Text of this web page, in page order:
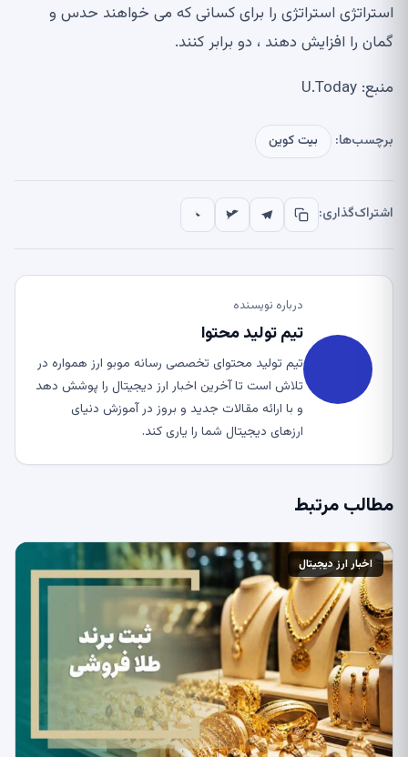
استراتژی استراتژی را برای کسانی که می خواهند حدس و
گمان را افزایش دهند ، دو برابر کنند.
منبع: U.Today
برچسب‌ها: بیت کوین
اشتراک‌گذاری:
درباره نویسنده
تیم تولید محتوا
تیم تولید محتوای تخصصی رسانه موبو ارز همواره در
تلاش است تا آخرین اخبار ارز دیجیتال را پوشش دهد
و با ارائه مقالات جدید و بروز در آموزش دنیای
ارزهای دیجیتال شما را یاری کند.
مطالب مرتبط
اخبار ارز دیجیتال